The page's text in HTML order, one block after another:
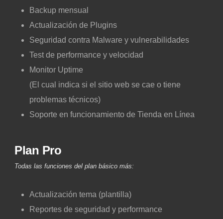
Backup mensual
Actualización de Plugins
Seguridad contra Malware y vulnerabilidades
Test de performance y velocidad
Monitor Uptime
(El cual indica si el sitio web se cae o tiene
problemas técnicos)
Soporte en funcionamiento de Tienda en Línea
Plan Pro
Todas las funciones del plan básico más:
Actualización tema (plantilla)
Reportes de seguridad y performance